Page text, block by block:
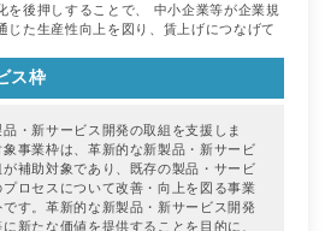
を後押しすることで、 中小企業等が企業規
じた生産性向上を図り、賃上げにつなげて
ス枠
・新サービス開発の取組を支援しま
事業枠は、革新的な新製品・新サービ
が補助対象であり、既存の製品・サービ
プロセスについて改善・向上を図る事業
す。革新的な新製品・新サービス開発
新たな価値を提供することを目的に、